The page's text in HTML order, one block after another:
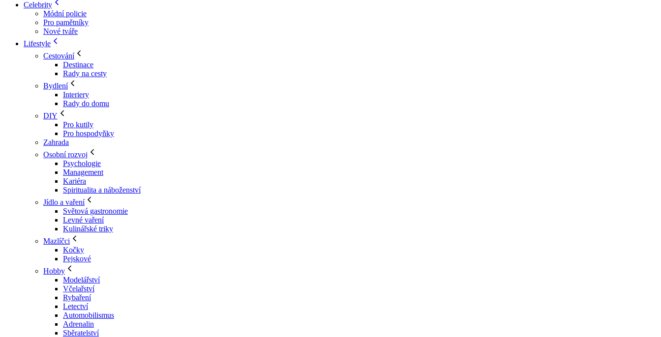
Celebrity
Módní policie
Pro pamětníky
Nové tváře
Lifestyle
Cestování
Destinace
Rady na cesty
Bydlení
Interiery
Rady do domu
DIY
Pro kutily
Pro hospodyňky
Zahrada
Osobní rozvoj
Psychologie
Management
Kariéra
Spiritualita a náboženství
Jídlo a vaření
Světová gastronomie
Levné vaření
Kulinářské triky
Mazlíčci
Kočky
Pejskové
Hobby
Modelářství
Včelařství
Rybaření
Letectví
Automobilismus
Adrenalin
Sběratelství